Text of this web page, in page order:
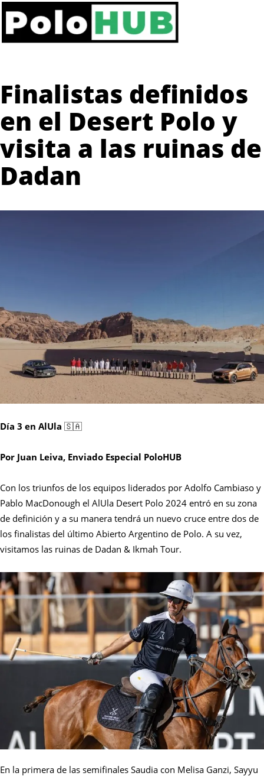
Finalistas definidos
en el Desert Polo y
visita a las ruinas de
Dadan
Día 3 en AlUla 🇸🇦
Por Juan Leiva, Enviado Especial PoloHUB
Con los triunfos de los equipos liderados por Adolfo Cambiaso y
Pablo MacDonough el AlUla Desert Polo 2024 entró en su zona
de definición y a su manera tendrá un nuevo cruce entre dos de
los finalistas del último Abierto Argentino de Polo. A su vez,
visitamos las ruinas de Dadan & Ikmah Tour.
En la primera de las semifinales Saudia con Melisa Ganzi, Sayyu